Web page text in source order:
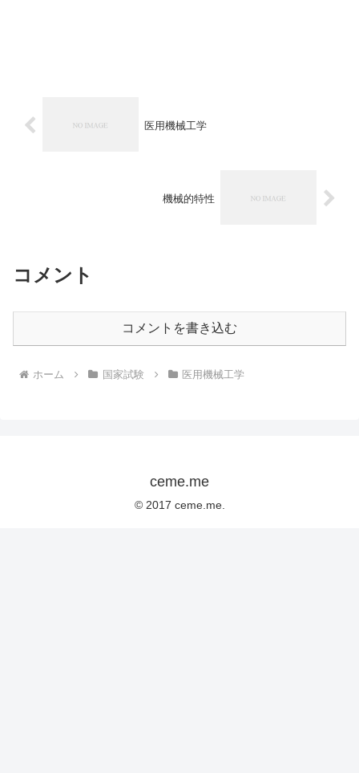
医用機械工学
機械的特性
コメント
コメントを書き込む
ホーム 国家試験 医用機械工学
ceme.me
© 2017 ceme.me.